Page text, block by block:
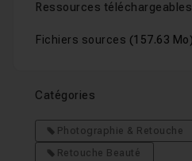
Ressources téléchargeables
Fichiers sources (157.63 Mo)
Catégories
Photographie & Retouche
Retouche Beauté